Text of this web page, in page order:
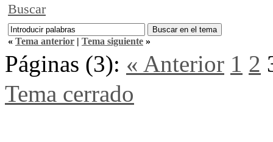
Buscar
« Tema anterior | Tema siguiente »
Páginas (3): « Anterior 1 2
Tema cerrado